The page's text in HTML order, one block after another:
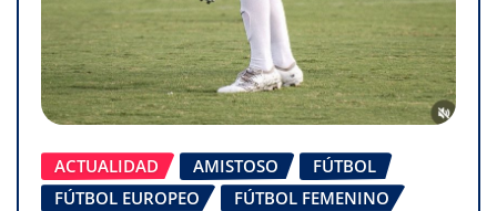
ACTUALIDAD AMISTOSO
FÚTBOL
FÚTBOL EUROPEO
FÚTBOL FEMENINO